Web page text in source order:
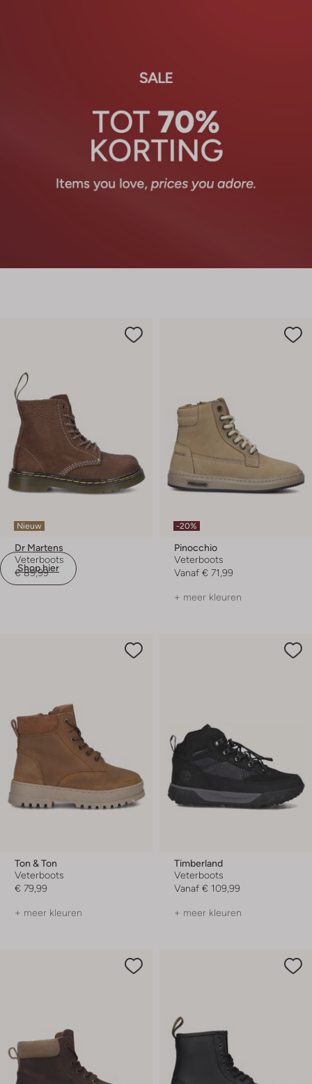
Shop hier
Nieuw
Dr Martens
Veterboots
€ 89,99
-20%
Pinocchio
Veterboots
Vanaf € 71,99
+ meer kleuren
Ton & Ton
Veterboots
€ 79,99
+ meer kleuren
Timberland
Veterboots
Vanaf € 109,99
+ meer kleuren